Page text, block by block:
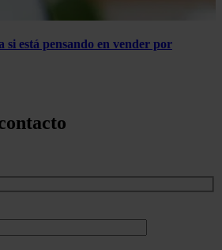
si está pensando en vender por